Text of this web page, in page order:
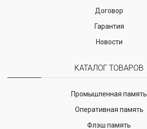
Договор
Гарантия
Новости
КАТАЛОГ ТОВАРОВ
Промышленная память
Оперативная память
Флэш память